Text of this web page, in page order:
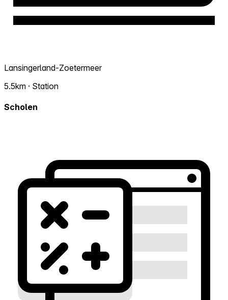
Lansingerland-Zoetermeer
5.5km · Station
Scholen